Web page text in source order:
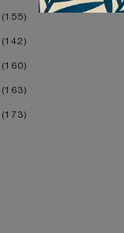
155
142
160
163
173